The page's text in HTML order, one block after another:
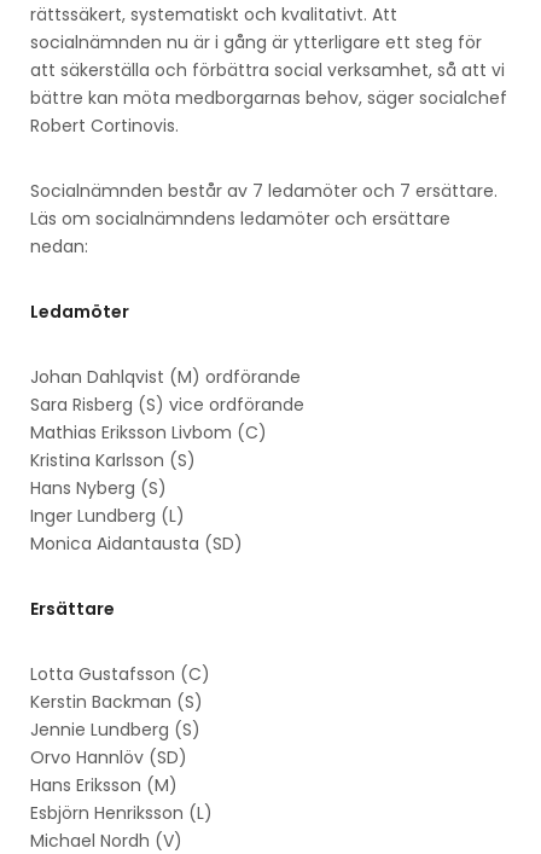
rättssäkert, systematiskt och kvalitativt. Att
socialnämnden nu är i gång är ytterligare ett steg för
att säkerställa och förbättra social verksamhet, så att vi
bättre kan möta medborgarnas behov, säger socialchef
Robert Cortinovis.
Socialnämnden består av 7 ledamöter och 7 ersättare.
Läs om socialnämndens ledamöter och ersättare
nedan:
Ledamöter
Johan Dahlqvist (M) ordförande
Sara Risberg (S) vice ordförande
Mathias Eriksson Livbom (C)
Kristina Karlsson (S)
Hans Nyberg (S)
Inger Lundberg (L)
Monica Aidantausta (SD)
Ersättare
Lotta Gustafsson (C)
Kerstin Backman (S)
Jennie Lundberg (S)
Orvo Hannlöv (SD)
Hans Eriksson (M)
Esbjörn Henriksson (L)
Michael Nordh (V)